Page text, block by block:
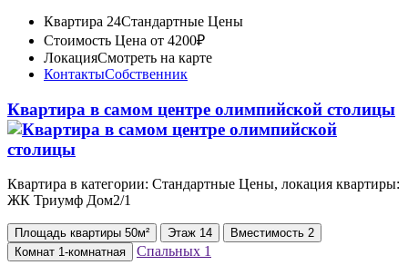
Квартира 24Стандартные Цены
Стоимость Цена от 4200₽
ЛокацияСмотреть на карте
КонтактыСобственник
Квартира в самом центре олимпийской столицы
Квартира в категории: Стандартные Цены, локация квартиры:
ЖК Триумф Дом2/1
Площадь квартиры 50м² Этаж 14 Вместимость 2
Комнат 1-комнатная Спальных 1